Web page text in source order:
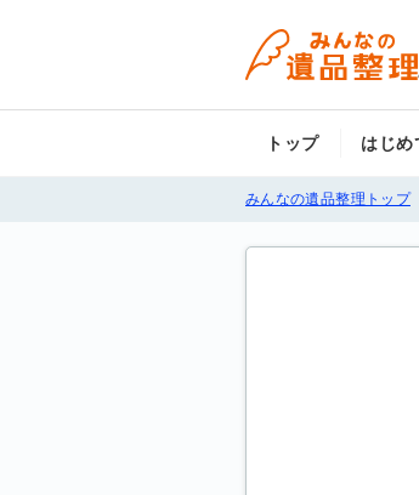
トップ はじめ
みんなの遺品整理トップ